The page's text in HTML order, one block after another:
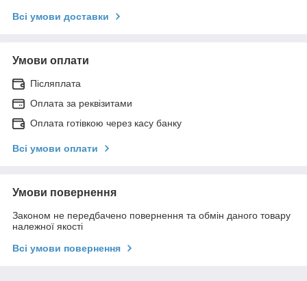
Всі умови доставки
Умови оплати
Післяплата
Оплата за реквізитами
Оплата готівкою через касу банку
Всі умови оплати
Умови повернення
Законом не передбачено повернення та обмін даного товару
належної якості
Всі умови повернення